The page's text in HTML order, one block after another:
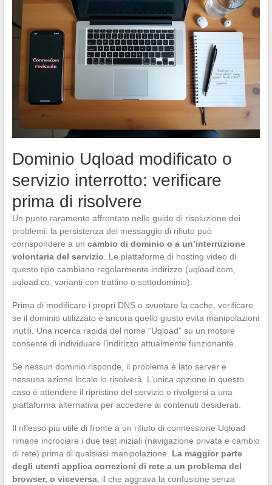
Dominio Uqload modificato o
servizio interrotto: verificare
prima di risolvere
Un punto raramente affrontato nelle guide di risoluzione dei
problemi: la persistenza del messaggio di rifiuto può
corrispondere a un cambio di dominio o a un’interruzione
volontaria del servizio. Le piattaforme di hosting video di
questo tipo cambiano regolarmente indirizzo (uqload.com,
uqload.co, varianti con trattino o sottodominio).
Prima di modificare i propri DNS o svuotare la cache, verificare
se il dominio utilizzato è ancora quello giusto evita manipolazioni
inutili. Una ricerca rapida del nome “Uqload” su un motore
consente di individuare l’indirizzo attualmente funzionante.
Se nessun dominio risponde, il problema è lato server e
nessuna azione locale lo risolverà. L’unica opzione in questo
caso è attendere il ripristino del servizio o rivolgersi a una
piattaforma alternativa per accedere ai contenuti desiderati.
Il riflesso più utile di fronte a un rifiuto di connessione Uqload
rimane incrociare i due test iniziali (navigazione privata e cambio
di rete) prima di qualsiasi manipolazione. La maggior parte
degli utenti applica correzioni di rete a un problema del
browser, o viceversa, il che aggrava la confusione senza